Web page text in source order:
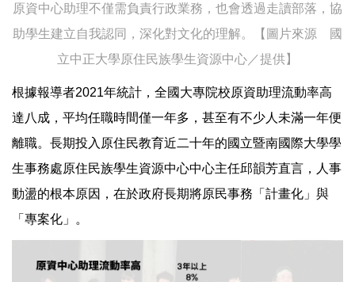
原資中心助理不僅需負責行政業務，也會透過走讀部落，協
助學生建立自我認同，深化對文化的理解。【圖片來源 國
立中正大學原住民族學生資源中心／提供】
根據報導者2021年統計，全國大專院校原資助理流動率高
達八成，平均任職時間僅一年多，甚至有不少人未滿一年便
離職。長期投入原住民教育近二十年的國立暨南國際大學學
生事務處原住民族學生資源中心中心主任邱韻芳直言，人事
動盪的根本原因，在於政府長期將原民事務「計畫化」與
「專案化」。